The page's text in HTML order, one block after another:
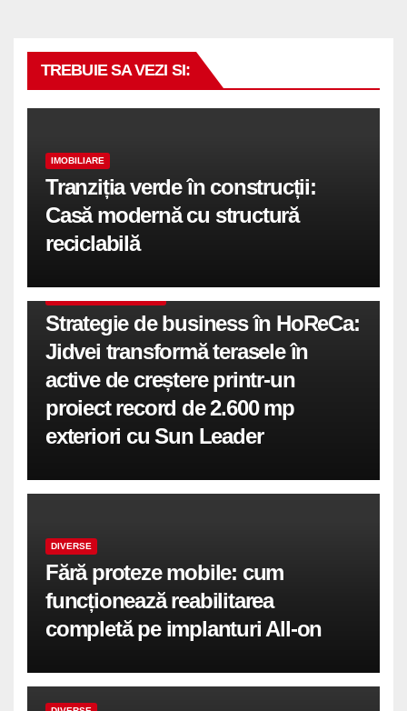
TREBUIE SA VEZI SI:
IMOBILIARE
Tranziția verde în construcții:
Casă modernă cu structură
reciclabilă
Strategie de business în HoReCa:
Jidvei transformă terasele în
active de creștere printr-un
proiect record de 2.600 mp
exteriori cu Sun Leader
DIVERSE
Fără proteze mobile: cum
funcționează reabilitarea
completă pe implanturi All-on